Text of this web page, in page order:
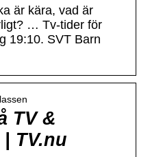
är kära, vad är
… Tv-tider för
19:10. SVT Barn
TV &
TV.nu